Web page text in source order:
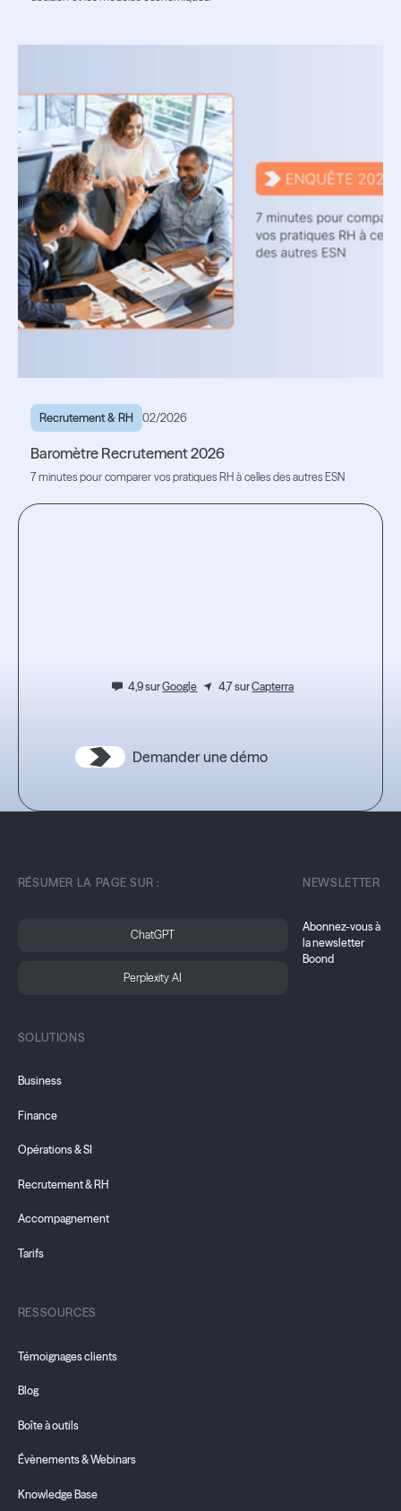
Recrutement & RH 02/2026
Baromètre Recrutement 2026
7 minutes pour comparer vos pratiques RH à celles des autres ESN
4,9 surGoogle 4,7 surCapterra
Demander une démo
RÉSUMER LA PAGE SUR :
ChatGPT
Perplexity AI
SOLUTIONS
Business
Finance
Opérations & SI
Recrutement & RH
Accompagnement
Tarifs
RESSOURCES
Témoignages clients
Blog
Boîte à outils
Évènements & Webinars
Knowledge Base
NEWSLETTER
Abonnez-vous à
la newsletter
Boond